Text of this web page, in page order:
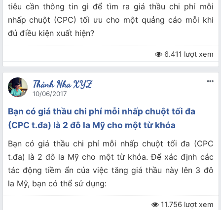
tiêu cần thông tin gì để tìm ra giá thầu chi phí mỗi
nhấp chuột (CPC) tối ưu cho một quảng cáo mỗi khi
đủ điều kiện xuất hiện?
6.411 lượt xem
Thành Nha XYZ
10/06/2017
Bạn có giá thầu chi phí mỗi nhấp chuột tối đa
(CPC t.đa) là 2 đô la Mỹ cho một từ khóa
Bạn có giá thầu chi phí mỗi nhấp chuột tối đa (CPC
t.đa) là 2 đô la Mỹ cho một từ khóa. Để xác định các
tác động tiềm ẩn của việc tăng giá thầu này lên 3 đô
la Mỹ, bạn có thể sử dụng:
11.756 lượt xem